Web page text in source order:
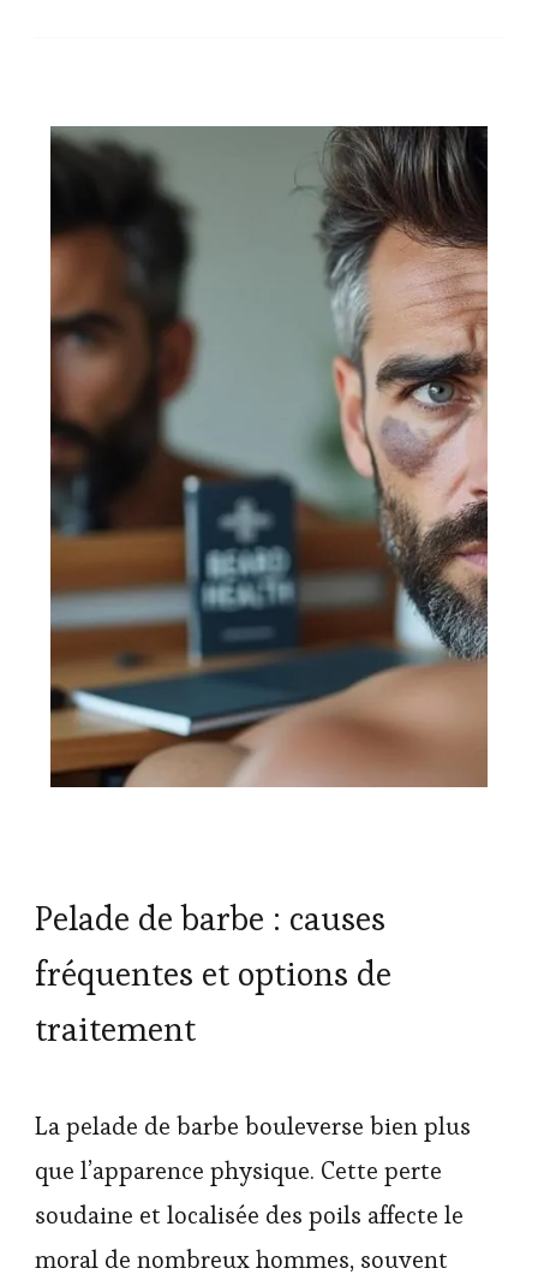
Pelade de barbe : causes
fréquentes et options de
traitement
La pelade de barbe bouleverse bien plus
que l’apparence physique. Cette perte
soudaine et localisée des poils affecte le
moral de nombreux hommes, souvent